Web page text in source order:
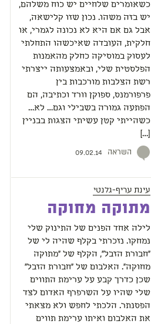
כשאומרים שלחיים יש כוח משלהם,
יש בזה משהו. נכון שזו קלישאה,
אבל גם אם היא לא נכונה לגמרי, או
חלקית, העובדה שאיכשהו התחלתי
לעסוק במוסיקה כחלק מהאמנות
הפלסטית שלי, ובאמצעותה ייצרתי
רשת הצלבות מורכבות בין
פרפורמנס, ספוקן וורד וכתיבה, הם
הפתעה גמורה בשבילי וגם… לא…
כשהייתי קטן עשיתי הצגות בבניין
[…]
השראה 09.02.14
עינת עריף-גלנטי
מתוקה מחוקה
לילה אחד הפנים של התינוק שלי
נמחקו. נזכרתי בקלף שהיה לי של
"חבורת הזבל", הקלף של "מתוקה
מחוקה". האלבום של "חבורת הזבל"
שכן כדרך קבע על ערימת התווים
שלי שהיו על השרפרף האדום לצד
הפסנתר. הלכתי לחפש ולא מצאתי
את האלבום ואיתו ערימת תווים